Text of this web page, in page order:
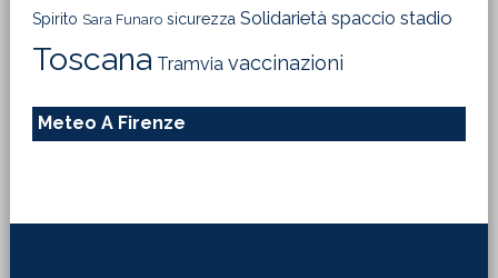
Spirito Sara Funaro sicurezza Solidarietà spaccio stadio
Toscana Tramvia vaccinazioni
Meteo A Firenze